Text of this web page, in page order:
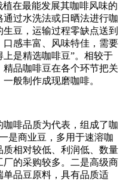
在最能发展其咖啡风味的
过水洗法或日晒法进行咖
豆，运输过程零缺点送到
感丰富、风味特佳，需要
是精选咖啡豆”。相较于
品咖啡豆在各个环节把关
般制作成现磨咖啡。
啡品质为代表，组成了咖
是商业豆，多用于速溶咖
相对较低、利润低、数量
的采购较多。二是高级商
品豆原料，具有品质适